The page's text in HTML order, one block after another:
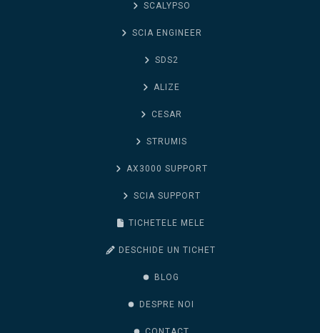
SCALYPSO
SCIA ENGINEER
SDS2
ALIZE
CESAR
STRUMIS
AX3000 SUPPORT
SCIA SUPPORT
TICHETELE MELE
DESCHIDE UN TICHET
BLOG
DESPRE NOI